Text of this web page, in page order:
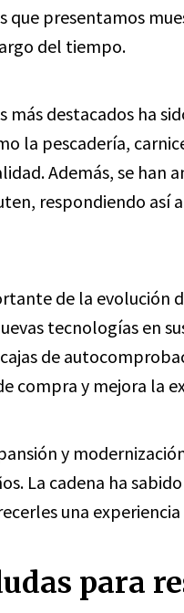
que presentamos
del tiempo.
más destacados ha
la pescadería,
Además, se han
respondiendo así
de la evolución
tecnologías en
de
compra y mejora la
y
La cadena ha
una
para